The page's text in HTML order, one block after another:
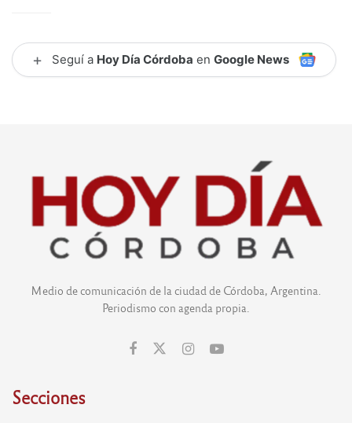
+ Seguí a Hoy Día Córdoba en Google News
Medio de comunicación de la ciudad de Córdoba, Argentina.
Periodismo con agenda propia.
Secciones